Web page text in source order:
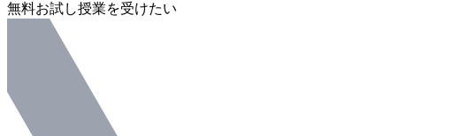
無料お試し授業を受けたい